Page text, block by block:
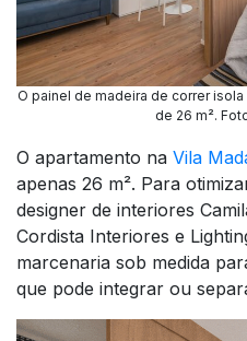
O painel de madeira de correr
de 26 m².
O apartamento na Vila
apenas 26 m². Para
designer de interiores
Cordista Interiores e
marcenaria sob medida
que pode integrar ou